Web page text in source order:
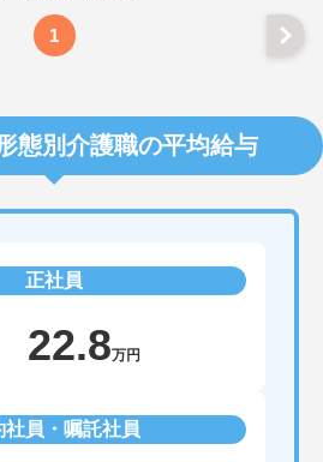
1
態別介護職の平均給与
正社員
22.8万円
社員・嘱託社員